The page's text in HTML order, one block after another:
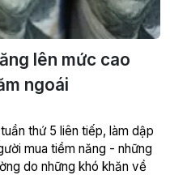
lên mức cao
ngoái
thứ 5 liên tiếp, làm dập
mua tiềm năng - những
do những khó khăn về